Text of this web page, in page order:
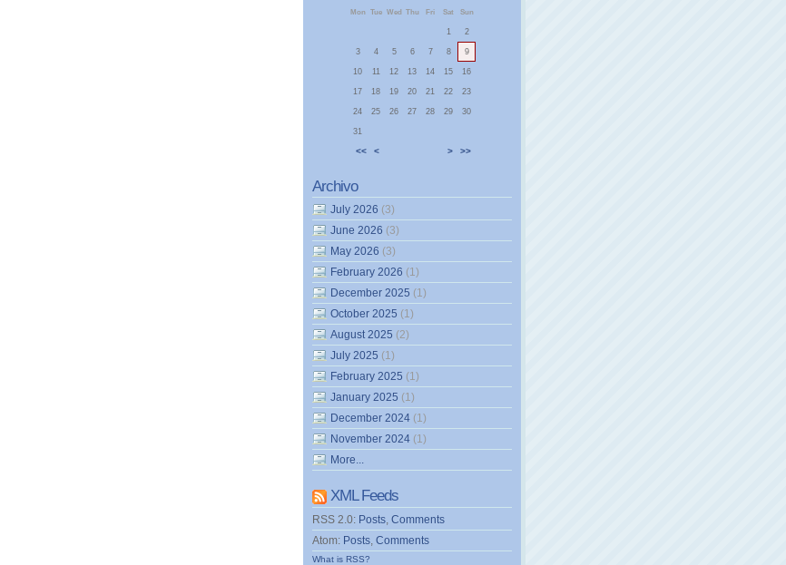
Mon Tue Wed Thu Fri Sat Sun
1 2
3 4 5 6 7 8 9
10 11 12 13 14 15 16
17 18 19 20 21 22 23
24 25 26 27 28 29 30
31
<< < > >>
Archivo
July 2026 (3)
June 2026 (3)
May 2026 (3)
February 2026 (1)
December 2025 (1)
October 2025 (1)
August 2025 (2)
July 2025 (1)
February 2025 (1)
January 2025 (1)
December 2024 (1)
November 2024 (1)
More...
XML Feeds
RSS 2.0: Posts Comments
Atom: Posts Comments
What is RSS?